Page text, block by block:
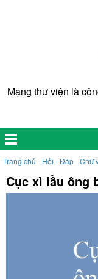
Mạng thư viện là
Trang chủ Hỏi - Đáp Chữ
Cục xì lầu ông